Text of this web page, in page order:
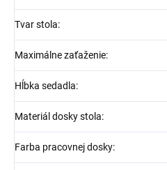
Tvar stola:
Maximálne zaťaženie:
Hĺbka sedadla:
Materiál dosky stola:
Farba pracovnej dosky: